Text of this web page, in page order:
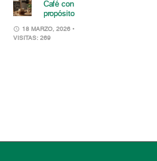
Café con
propósito
18 MARZO, 2026 •
VISITAS: 269